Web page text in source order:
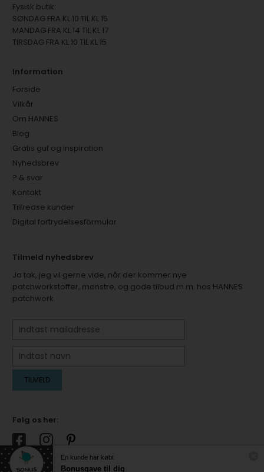
Fysisk butik:
SØNDAG FRA KL 10 TIL KL 15
MANDAG FRA KL 14 TIL KL 17
TIRSDAG FRA KL 10 TIL KL 15
Information
Forside
Vilkår
Om HANNES
Blog
Gratis guf og inspiration
Nyhedsbrev
? & svar
Kontakt
Tilfredse kunder
Digital fortrydelsesformular
Tilmeld nyhedsbrev
Ja tak, jeg vil gerne vide, når der kommer nye
patchworkstoffer, mønstre, og gode tilbud m.m. hos HANNES
patchwork.
Følg os her:
En kunde har købt
Bonusgave til dig